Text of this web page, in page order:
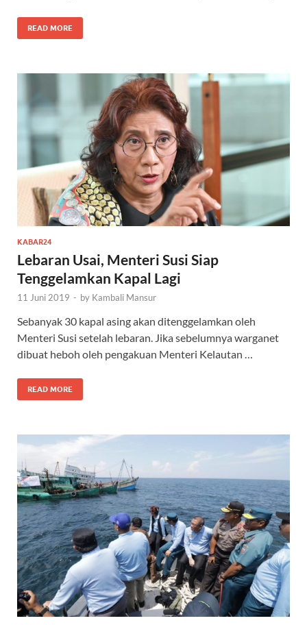
READ MORE
KABAR24
Lebaran Usai, Menteri Susi Siap
Tenggelamkan Kapal Lagi
11 Juni 2019 - by Kambali Mansur
Sebanyak 30 kapal asing akan ditenggelamkan oleh
Menteri Susi setelah lebaran. Jika sebelumnya warganet
dibuat heboh oleh pengakuan Menteri Kelautan …
READ MORE